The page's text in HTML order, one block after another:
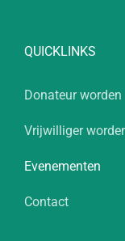
QUICKLINKS
Donateur worden
Vrijwilliger
Evenementen
Contact